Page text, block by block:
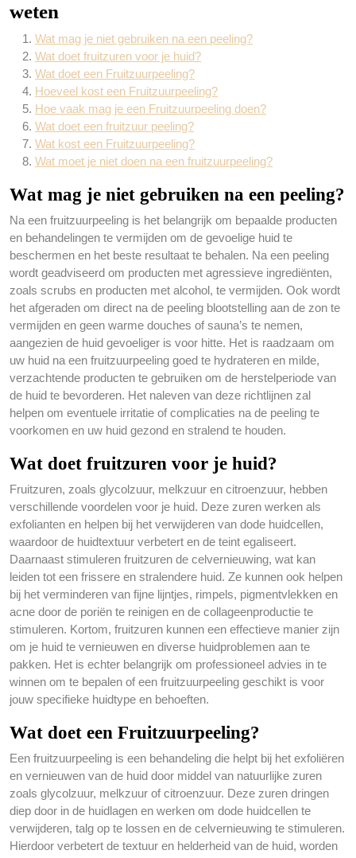
weten
Wat mag je niet gebruiken na een peeling?
Wat doet fruitzuren voor je huid?
Wat doet een Fruitzuurpeeling?
Hoeveel kost een Fruitzuurpeeling?
Hoe vaak mag je een Fruitzuurpeeling doen?
Wat doet een fruitzuur peeling?
Wat kost een Fruitzuurpeeling?
Wat moet je niet doen na een fruitzuurpeeling?
Wat mag je niet gebruiken na een peeling?
Na een fruitzuurpeeling is het belangrijk om bepaalde producten
en behandelingen te vermijden om de gevoelige huid te
beschermen en het beste resultaat te behalen. Na een peeling
wordt geadviseerd om producten met agressieve ingrediënten,
zoals scrubs en producten met alcohol, te vermijden. Ook wordt
het afgeraden om direct na de peeling blootstelling aan de zon te
vermijden en geen warme douches of sauna’s te nemen,
aangezien de huid gevoeliger is voor hitte. Het is raadzaam om
uw huid na een fruitzuurpeeling goed te hydrateren en milde,
verzachtende producten te gebruiken om de herstelperiode van
de huid te bevorderen. Het naleven van deze richtlijnen zal
helpen om eventuele irritatie of complicaties na de peeling te
voorkomen en uw huid gezond en stralend te houden.
Wat doet fruitzuren voor je huid?
Fruitzuren, zoals glycolzuur, melkzuur en citroenzuur, hebben
verschillende voordelen voor je huid. Deze zuren werken als
exfolianten en helpen bij het verwijderen van dode huidcellen,
waardoor de huidtextuur verbetert en de teint egaliseert.
Daarnaast stimuleren fruitzuren de celvernieuwing, wat kan
leiden tot een frissere en stralendere huid. Ze kunnen ook helpen
bij het verminderen van fijne lijntjes, rimpels, pigmentvlekken en
acne door de poriën te reinigen en de collageenproductie te
stimuleren. Kortom, fruitzuren kunnen een effectieve manier zijn
om je huid te vernieuwen en diverse huidproblemen aan te
pakken. Het is echter belangrijk om professioneel advies in te
winnen om te bepalen of een fruitzuurpeeling geschikt is voor
jouw specifieke huidtype en behoeften.
Wat doet een Fruitzuurpeeling?
Een fruitzuurpeeling is een behandeling die helpt bij het exfoliëren
en vernieuwen van de huid door middel van natuurlijke zuren
zoals glycolzuur, melkzuur of citroenzuur. Deze zuren dringen
diep door in de huidlagen en werken om dode huidcellen te
verwijderen, talg op te lossen en de celvernieuwing te stimuleren.
Hierdoor verbetert de textuur en helderheid van de huid, worden